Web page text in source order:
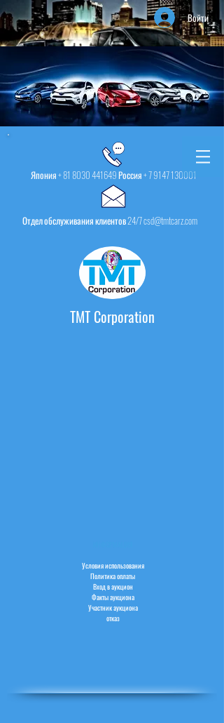
Войти
Япония +81 8030 441649Россия +7 9147 130001
Отдел обслуживания клиентов 24/7 csd@tmtcarz.com
TMT Corporation
Условия использования
Политика оплаты
Вход в аукцион
Факты аукциона
Участник аукциона
отказ